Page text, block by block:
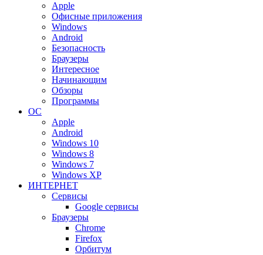
Apple
Офисные приложения
Windows
Android
Безопасность
Браузеры
Интересное
Начинающим
Обзоры
Программы
ОС
Apple
Android
Windows 10
Windows 8
Windows 7
Windows XP
ИНТЕРНЕТ
Сервисы
Google сервисы
Браузеры
Chrome
Firefox
Орбитум